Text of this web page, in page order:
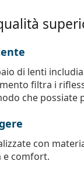
di lenti
filtra i
che
con
e comfort.